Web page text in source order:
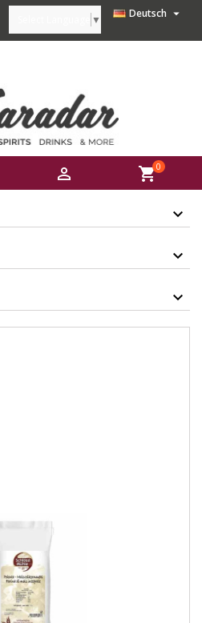
Deutsch 
▼
 shopping_cart0